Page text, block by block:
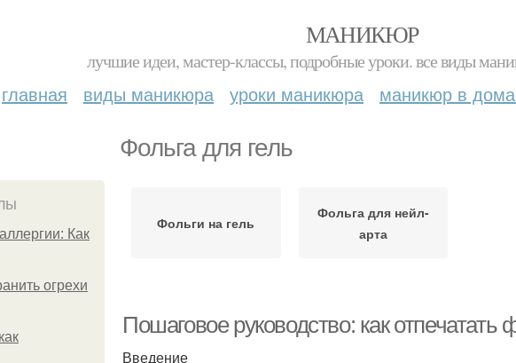
МАНИКЮР
лучшие идеи, мастер-классы, подробные уроки. все виды
главная виды маникюра уроки маникюра маникюр в
Фольга для гель
Как
огрехи
Фольги на гель
Фольга для нейл-
арта
Пошаговое руководство: как отпечатать
Введение